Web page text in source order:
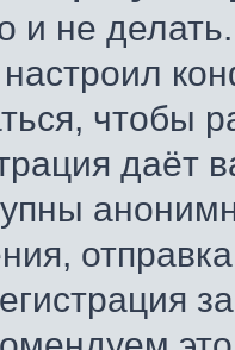
и не
настроил
чтобы
даёт